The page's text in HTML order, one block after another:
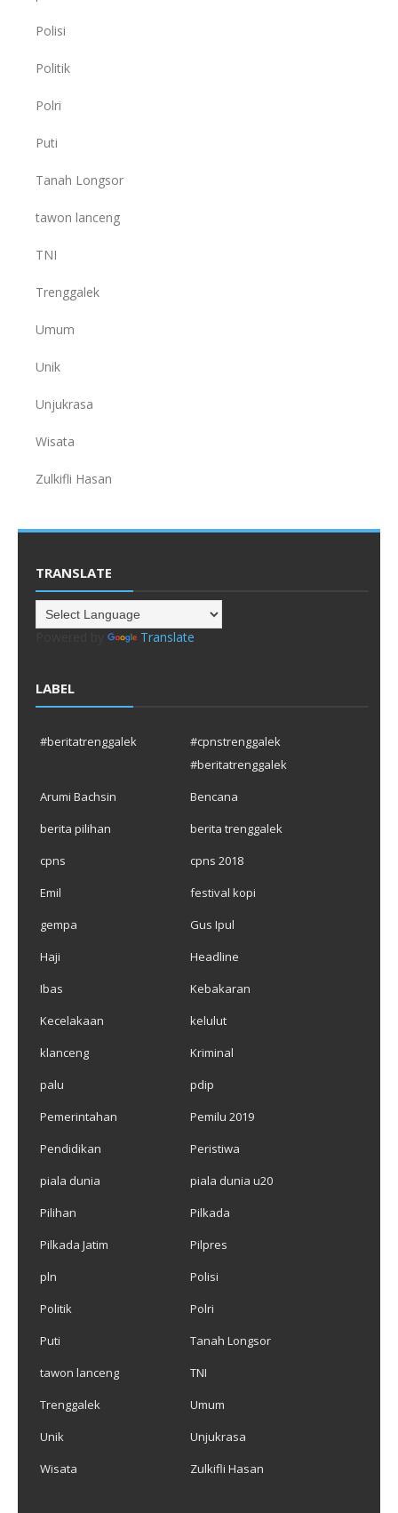
Polisi
Politik
Polri
Puti
Tanah Longsor
tawon lanceng
TNI
Trenggalek
Umum
Unik
Unjukrasa
Wisata
Zulkifli Hasan
TRANSLATE
Translate
LABEL
#beritatrenggalek
#cpnstrenggalek
#beritatrenggalek
Arumi Bachsin
Bencana
berita pilihan
berita trenggalek
cpns
cpns 2018
Emil
festival kopi
gempa
Gus Ipul
Haji
Headline
Ibas
Kebakaran
Kecelakaan
kelulut
klanceng
Kriminal
palu
pdip
Pemerintahan
Pemilu 2019
Pendidikan
Peristiwa
piala dunia
piala dunia u20
Pilihan
Pilkada
Pilkada Jatim
Pilpres
pln
Polisi
Politik
Polri
Puti
Tanah Longsor
tawon lanceng
TNI
Trenggalek
Umum
Unik
Unjukrasa
Wisata
Zulkifli Hasan